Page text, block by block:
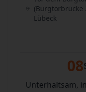
(Burgtorbrücke
Lübeck
08
Unterhaltsam,